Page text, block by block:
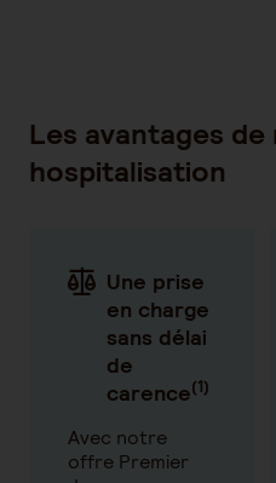
Les avantages
hospitalisation
Une prise
en charge
sans délai
de
carence(1)
Avec notre
offre Premier